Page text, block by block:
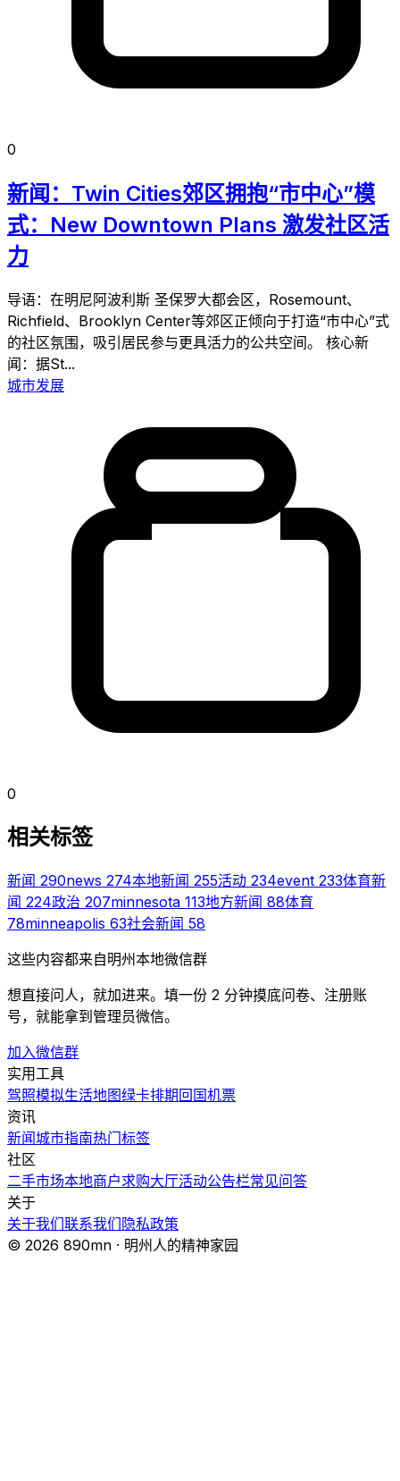
0
新闻：Twin Cities郊区拥抱“市中心”模
式：New Downtown Plans 激发社区活
力
导语：在明尼阿波利斯 圣保罗大都会区，Rosemount、
Richfield、Brooklyn Center等郊区正倾向于打造“市中心”式
的社区氛围，吸引居民参与更具活力的公共空间。 核心新
闻：据St...
城市发展
0
相关标签
新闻 290news 274本地新闻 255活动 234event 233体育新
闻 224政治 207minnesota 113地方新闻 88体育
78minneapolis 63社会新闻 58
这些内容都来自明州本地微信群
想直接问人，就加进来。填一份 2 分钟摸底问卷、注册账
号，就能拿到管理员微信。
加入微信群
实用工具
驾照模拟生活地图绿卡排期 回国机票
资讯
新闻城市指南热门标签
社区
二手市场本地商户求购大厅活动公告栏常见问答
关于
关于我们联系我们 隐私政策
© 2026 890mn · 明州人的精神家园